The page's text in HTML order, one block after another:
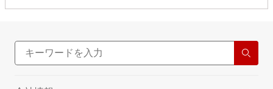
ナンバーズ3当せん番号案内